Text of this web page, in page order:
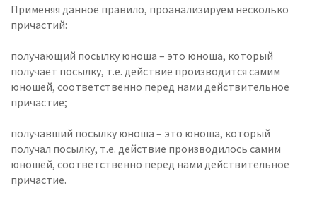
Применяя данное правило, проанализируем несколько
причастий:
получающий посылку юноша – это юноша, который
получает посылку, т.е. действие производится самим
юношей, соответственно перед нами действительное
причастие;
получавший посылку юноша – это юноша, который
получал посылку, т.е. действие производилось самим
юношей, соответственно перед нами действительное
причастие.